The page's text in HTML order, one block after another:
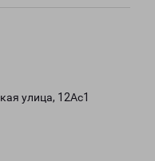
улица, 12Ас1